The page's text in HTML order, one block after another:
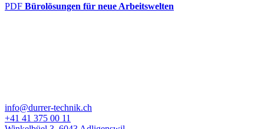
PDF Bürolösungen für neue Arbeitswelten
info@durrer-technik.ch
+41 41 375 00 11